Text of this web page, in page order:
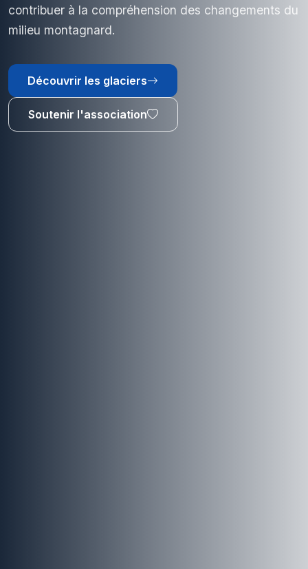
contribuer à la compréhension des changements du
milieu montagnard.
Découvrir les glaciers
Soutenir l'association